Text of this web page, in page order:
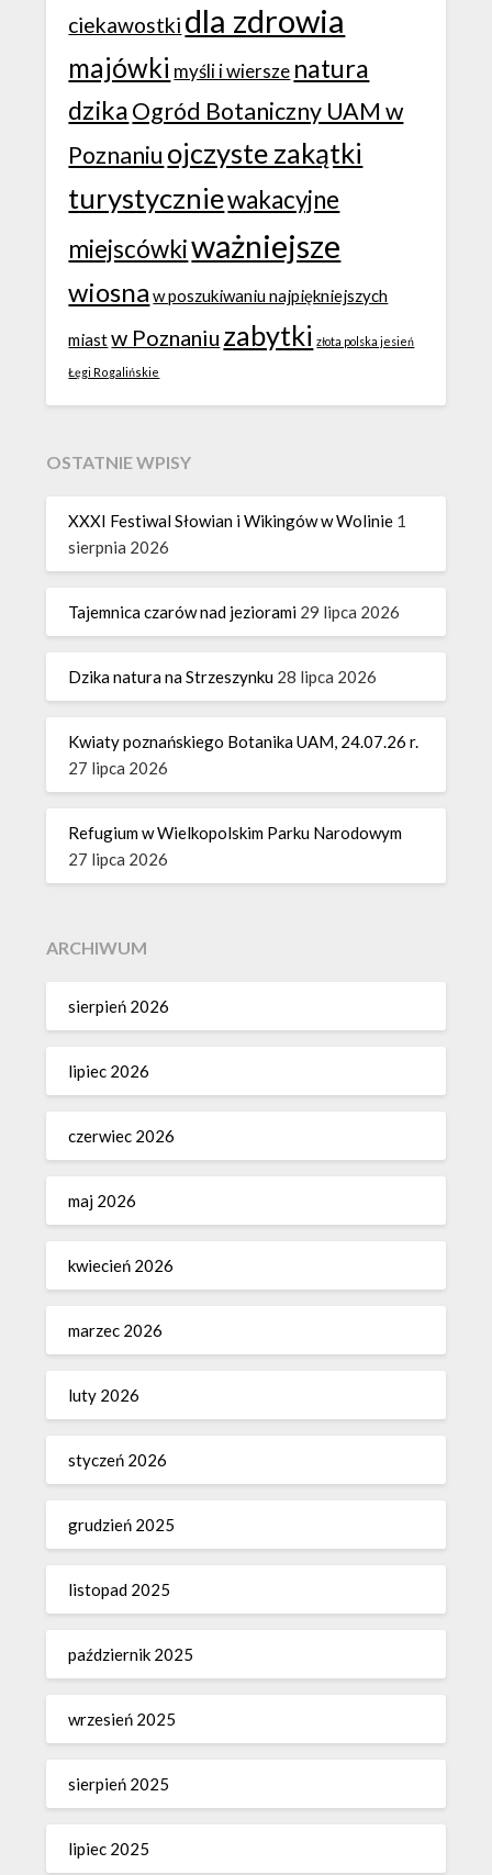
ciekawostki dla zdrowia
majówki myśli i wiersze natura
dzikaOgród Botaniczny UAM w
Poznaniu ojczyste zakątki
turystyczniewakacyjne
miejscówkiważniejsze
wiosna w poszukiwaniu najpiękniejszych
miastw Poznaniu zabytki złota polska jesień
Łęgi Rogalińskie
OSTATNIE WPISY
XXXI Festiwal Słowian i Wikingów w Wolinie 1
sierpnia 2026
Tajemnica czarów nad jeziorami 29 lipca 2026
Dzika natura na Strzeszynku 28 lipca 2026
Kwiaty poznańskiego Botanika UAM, 24.07.26 r.
27 lipca 2026
Refugium w Wielkopolskim Parku Narodowym
27 lipca 2026
ARCHIWUM
sierpień 2026
lipiec 2026
czerwiec 2026
maj 2026
kwiecień 2026
marzec 2026
luty 2026
styczeń 2026
grudzień 2025
listopad 2025
październik 2025
wrzesień 2025
sierpień 2025
lipiec 2025